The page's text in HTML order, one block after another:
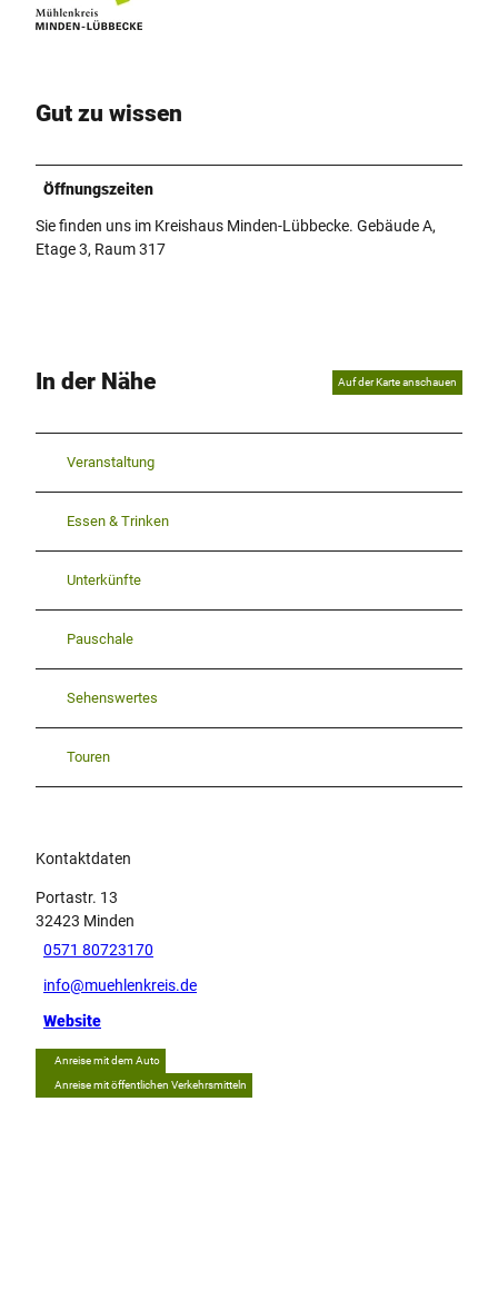
Gut zu wissen
Öffnungszeiten
Sie finden uns im Kreishaus Minden-Lübbecke. Gebäude A,
Etage 3, Raum 317
In der Nähe Auf der Karte anschauen
Veranstaltung
Essen & Trinken
Unterkünfte
Pauschale
Sehenswertes
Touren
Kontaktdaten
Portastr. 13
32423 Minden
0571 80723170
info@muehlenkreis.de
Website
Anreise mit dem Auto
Anreise mit öffentlichen Verkehrsmitteln